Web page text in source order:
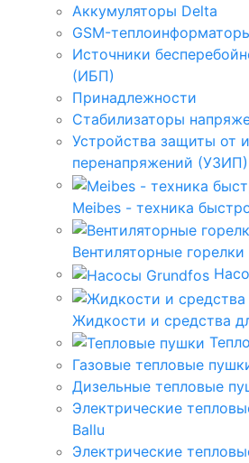
Аккумуляторы Delta
GSM-
Источники
(ИБП)
Принадлежности
Стабилизаторы
Устройства защиты от
перенапряжений (УЗИП)
Meibes - техника
Вентиляторные горелки
Жидкости и средства
Газовые тепловые
Дизельные тепловые
Электрические
Ballu
Электрические